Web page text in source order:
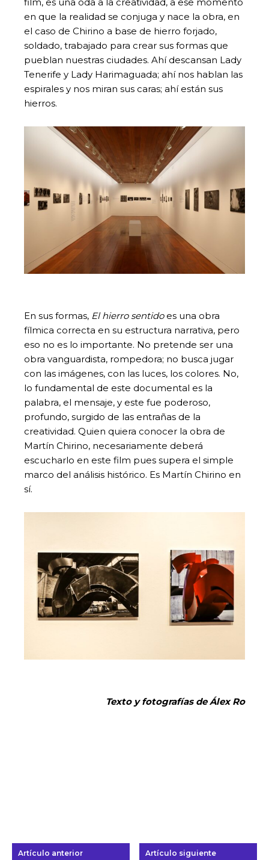
en que la realidad se conjuga y nace la obra, en
el caso de Chirino a base de hierro forjado,
soldado, trabajado para crear sus formas que
pueblan nuestras ciudades. Ahí descansan Lady
Tenerife y Lady Harimaguada; ahí nos hablan las
espirales y nos miran sus caras; ahí están sus
hierros.
En sus formas, El hierro sentidoes una obra
fílmica correcta en su estructura narrativa, pero
eso no es lo importante. No pretende ser una
obra vanguardista, rompedora; no busca jugar
con las imágenes, con las luces, los colores. No,
lo fundamental de este documental es la
palabra, el mensaje, y este fue poderoso,
profundo, surgido de las entrañas de la
creatividad. Quien quiera conocer la obra de
Martín Chirino, necesariamente deberá
escucharlo en este film pues supera el simple
marco del análisis histórico. Es Martín Chirino en
sí.
Texto y fotografías de Álex Ro
Artículo anterior Artículo siguiente